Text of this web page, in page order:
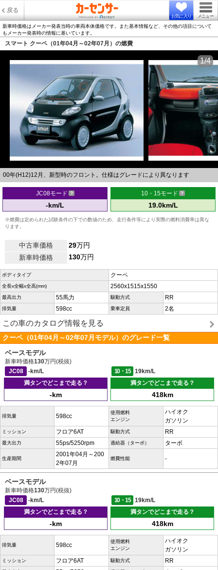
戻る
お気に入り メニュー
新車時価格はメーカー発表当時の車両本体価格です。また基本情報など、その他の項目について
もメーカー発表時の情報に基いています。
スマート クーペ（01年04月～02年07月）の燃費
00年(H12)12月、新型時のフロント。仕様はグレードにより異なります
1/4
JC08モード
-km/L
10・15モード
19.0km/L
※燃費は定められた試験条件の下での数値のため、走行条件等により実際の燃料消費率は異な
ります。
中古車価格 29万円
新車時価格
130万円
ボディタイプ クーペ
全長x全幅x全高(mm) 2560x1515x1550
最高出力 55馬力 駆動方式 RR
排気量 598cc 乗車定員 2名
この車のカタログ情報を見る
クーペ（01年04月～02年07月モデル）のグレード一覧
ベースモデル
新車時価格130万円(税抜)
JC08
-km/L 10・15
19km/L
満タンでどこまで走る？
-km
満タンでどこまで走る？
418km
排気量 598cc
使用燃料
エンジン
ハイオク
ガソリン
ミッション フロア6AT 駆動方式 RR
最大出力 55ps/5250rpm 過給器（ターボ） ターボ
生産期間
2001年04月～200
2年07月
燃費性能 -
ベースモデル
新車時価格130万円(税抜)
JC08
-km/L 10・15
19km/L
満タンでどこまで走る？
-km
満タンでどこまで走る？
418km
排気量 598cc
使用燃料
エンジン
ハイオク
ガソリン
ミッション フロア6AT 駆動方式 RR